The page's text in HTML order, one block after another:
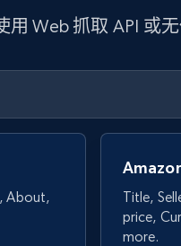
Web 抓取 API 或
About,
Title,
price,
more.